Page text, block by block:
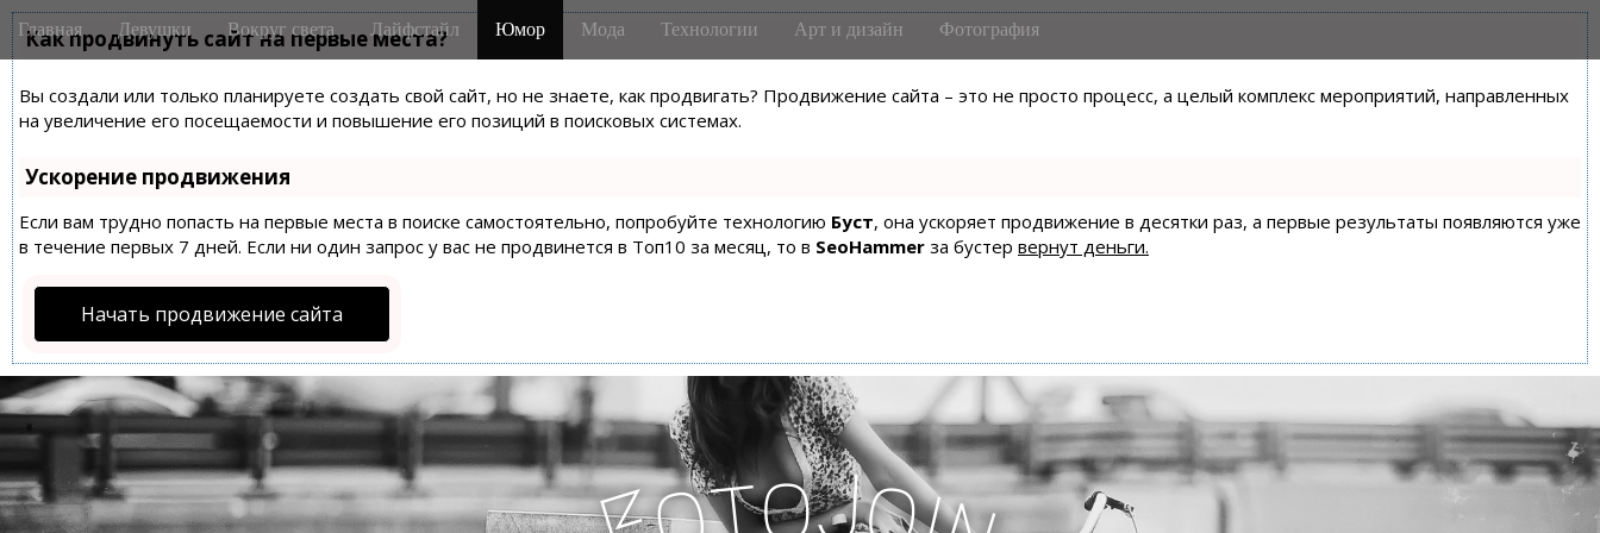
Как продвинуть сайт на первые места?
Вы создали или только планируете создать свой сайт, но не знаете, как продвигать? Продвижение сайта – это не просто процесс, а целый комплекс мероприятий, направленных
на увеличение его посещаемости и повышение его позиций в поисковых системах.
Ускорение продвижения
Если вам трудно попасть на первые места в поиске самостоятельно, попробуйте технологию Буст, она ускоряет продвижение в десятки раз, а первые результаты появляются уже
в течение первых 7 дней. Если ни один запрос у вас не продвинется в Топ10 за месяц, то в SeoHammer за бустер вернут деньги.
Начать продвижение сайта
M
a
n
m
e
n
u
i
Главная Девушки Вокруг света Лайфстайл Юмор Мода Технологии Арт и дизайн Фотография
toJ